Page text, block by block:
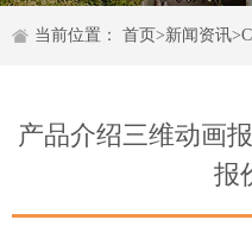
当前位置： 首页>新闻资讯>
产品介绍三维动画
报